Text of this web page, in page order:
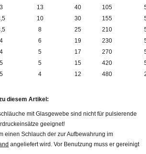
3 13 40 105
10 30 155
8 25 210
4 6 19 230
4 5 17 270
5 5 15 420
5 4 12 480
diesem Artikel:
mit Glasgewebe sind nicht für pulsierende
geeignet!
einen Schlauch der zur Aufbewahrung im
angeliefert wird. Vor Benutzung muss er gereinigt